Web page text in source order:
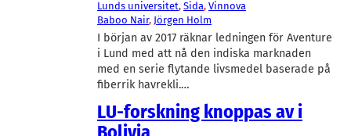
Lunds universitet, Sida, Vinnova
Baboo Nair, Jörgen Holm
I början av 2017 räknar ledningen för Aventure
i Lund med att nå den indiska marknaden
med en serie flytande livsmedel baserade på
fiberrik havrekli.…
LU-forskning knoppas av i